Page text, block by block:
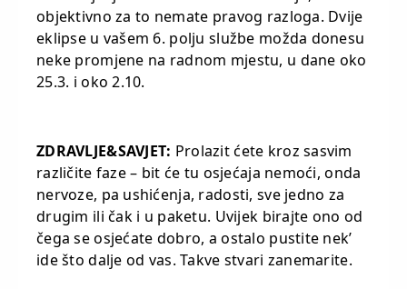
objektivno za to nemate pravog razloga. Dvije
eklipse u vašem 6. polju službe možda donesu
neke promjene na radnom mjestu, u dane oko
25.3. i oko 2.10.
ZDRAVLJE&SAVJET: Prolazit ćete kroz sasvim
različite faze – bit će tu osjećaja nemoći, onda
nervoze, pa ushićenja, radosti, sve jedno za
drugim ili čak i u paketu. Uvijek birajte ono od
čega se osjećate dobro, a ostalo pustite nek’
ide što dalje od vas. Takve stvari zanemarite.